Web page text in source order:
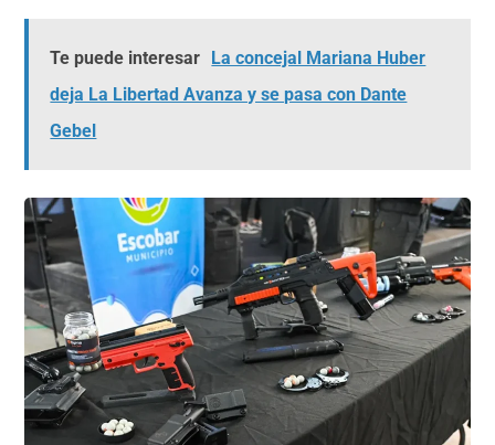
Te puede interesar
La concejal Mariana Huber
deja La Libertad Avanza y se pasa con Dante
Gebel